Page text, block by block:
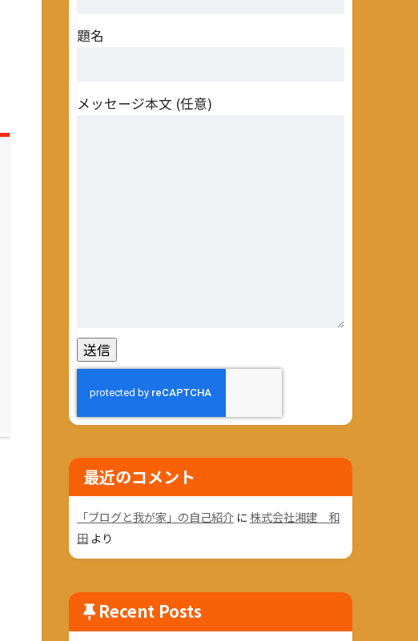
題名
メッセージ本文 (任意)
最近のコメント
「ブログと我が家」の自己紹介 に株式会社湘建 和
田 より
Recent Posts